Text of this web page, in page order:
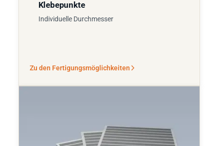
Klebepunkte
Individuelle Durchmesser
Zu den Fertigungsmöglichkeiten